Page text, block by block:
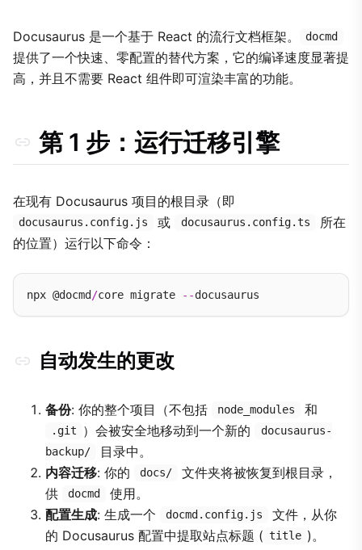
Docusaurus 是一个基于 React 的流行文档框架。 docmd
提供了一个快速、零配置的替代方案，它的编译速度显著提
高，并且不需要 React 组件即可渲染丰富的功能。
第 1 步：运行迁移引擎
在现有 Docusaurus 项目的根目录（即
docusaurus.config.js 或 docusaurus.config.ts
所在
的位置）运行以下命令：
npx @docmd /core migrate --
自动发生的更改
备份: 你的整个项目（不包括 node_modules 和
.git ）会被安全地移动到一个新的
docusaurus-
backup/
目录中。
内容迁移: 你的 docs/
文件夹将被恢复到根目录，
供
docmd
使用。
配置生成: 生成一个 docmd.config.js
文件，从你
的 Docusaurus 配置中提取站点标题 ( title )。
2. 替换 MDX 组件
示例：转换提示框 (Admonitions)
3. 本地化 (i18n)
后续步骤